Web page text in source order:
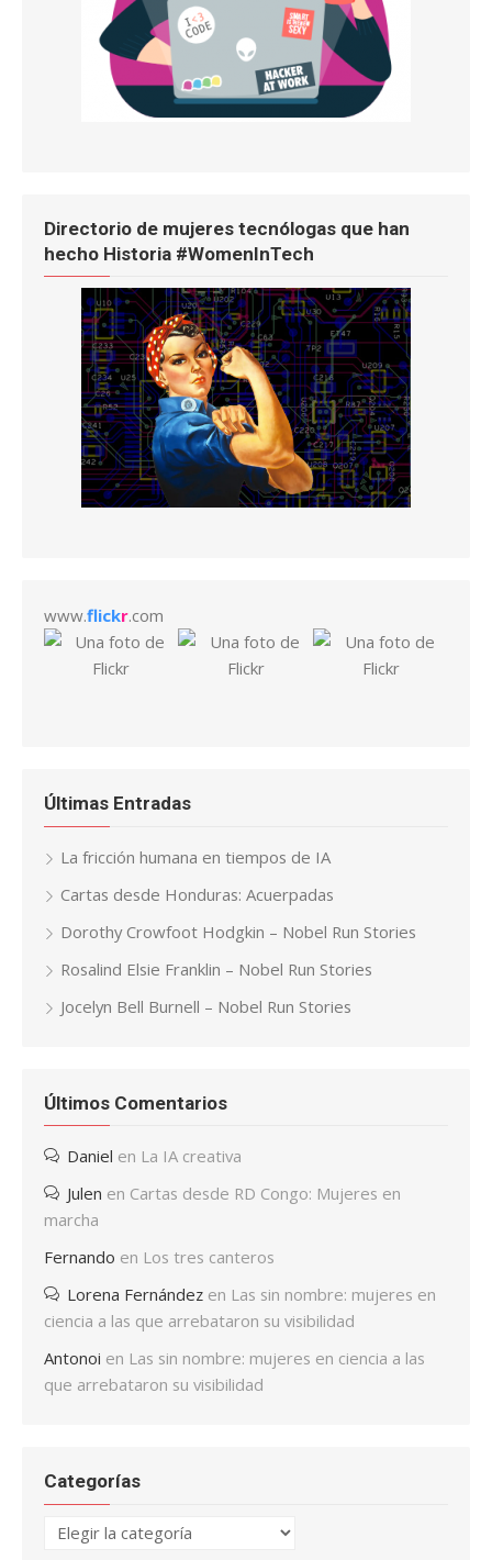
Directorio de mujeres tecnólogas que han
hecho Historia #WomenInTech
www.flickr.com
Últimas Entradas
La fricción humana en tiempos de IA
Cartas desde Honduras: Acuerpadas
Dorothy Crowfoot Hodgkin – Nobel Run Stories
Rosalind Elsie Franklin – Nobel Run Stories
Jocelyn Bell Burnell – Nobel Run Stories
Últimos Comentarios
Daniel en La IA creativa
Julen en Cartas desde RD Congo: Mujeres en
marcha
Fernando en Los tres canteros
Lorena Fernández en Las sin nombre: mujeres en
ciencia a las que arrebataron su visibilidad
Antonoi en Las sin nombre: mujeres en ciencia a las
que arrebataron su visibilidad
Categorías
Categorías